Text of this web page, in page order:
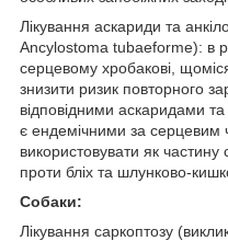
Лікування аскариди та
Ancylostoma tubaeforme): в
серцевому хробакові,
знизити ризик повторного
відповідними аскаридами
є ендемічними за серцевим
використовувати як
проти бліх та шлунково-
Собаки:
Лікування саркоптозу